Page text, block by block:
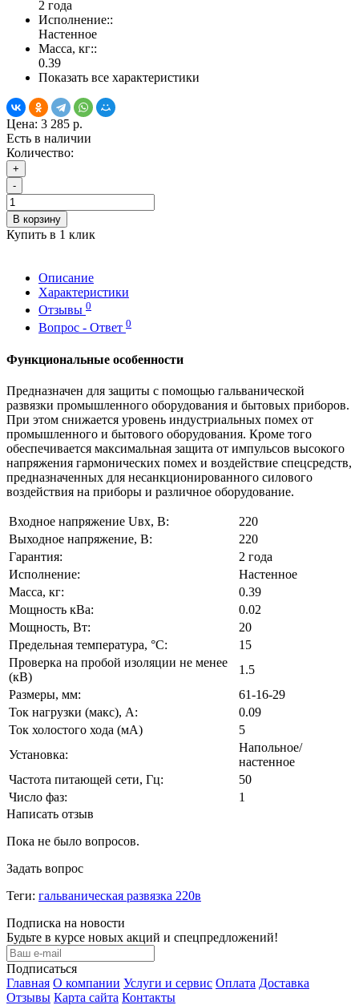
2 года
Исполнение::
Настенное
Масса, кг::
0.39
Показать все характеристики
Цена: 3 285 р.
Есть в наличии
Количество:
+
-
В корзину
Купить в 1 клик
Описание
Характеристики
Отзывы 0
Вопрос - Ответ 0
Функциональные особенности
Предназначен для защиты с помощью гальванической
развязки промышленного оборудования и бытовых приборов.
При этом снижается уровень индустриальных помех от
промышленного и бытового оборудования. Кроме того
обеспечивается максимальная защита от импульсов высокого
напряжения гармонических помех и воздействие спецсредств,
предназначенных для несанкционированного силового
воздействия на приборы и различное оборудование.
Входное напряжение Uвх, В:
220
Выходное напряжение, В:
220
Гарантия:
2 года
Исполнение:
Настенное
Масса, кг:
0.39
Мощность кВа:
0.02
Мощность, Вт:
20
Предельная температура, °С:
15
Проверка на пробой изоляции не менее
(кВ)
1.5
Размеры, мм:
61-16-29
Ток нагрузки (макс), А:
0.09
Ток холостого хода (мА)
5
Установка:
Напольное/
настенное
Частота питающей сети, Гц:
50
Число фаз:
1
Написать отзыв
Пока не было вопросов.
Задать вопрос
Теги: гальваническая развязка 220в
Подписка на новости
Будьте в курсе новых акций и спецпредложений!
Подписаться
Главная О компании Услуги и сервис Оплата Доставка
Отзывы Карта сайта Контакты